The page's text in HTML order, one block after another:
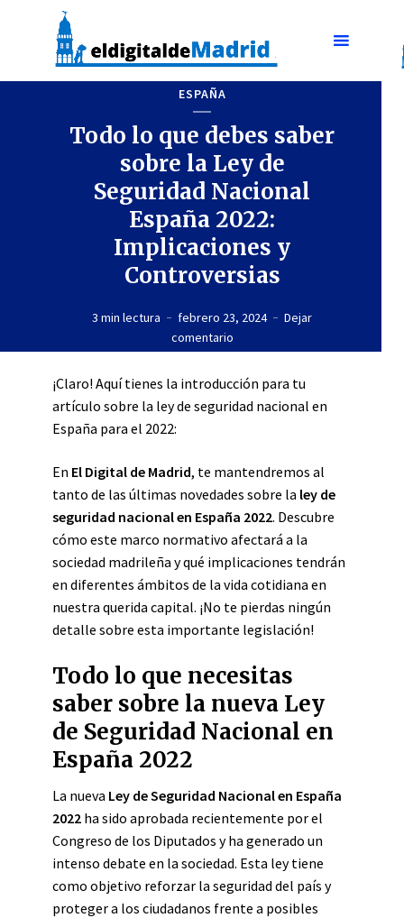
ESPAÑA
Todo lo que debes saber
sobre la Ley de
Seguridad Nacional
España 2022:
Implicaciones y
Controversias
3 min lectura febrero 23, 2024
Dejar
comentario
¡Claro! Aquí tienes la introducción para tu
artículo sobre la ley de seguridad nacional en
España para el 2022:
En El Digital de Madrid, te mantendremos al
tanto de las últimas novedades sobre la ley de
seguridad nacional en España 2022. Descubre
cómo este marco normativo afectará a la
sociedad madrileña y qué implicaciones tendrán
en diferentes ámbitos de la vida cotidiana en
nuestra querida capital. ¡No te pierdas ningún
detalle sobre esta importante legislación!
Todo lo que necesitas
saber sobre la nueva Ley
de Seguridad Nacional en
España 2022
La nueva Ley de Seguridad Nacional en España
2022 ha sido aprobada recientemente por el
Congreso de los Diputados y ha generado un
intenso debate en la sociedad. Esta ley tiene
como objetivo reforzar la seguridad del país y
proteger a los ciudadanos frente a posibles